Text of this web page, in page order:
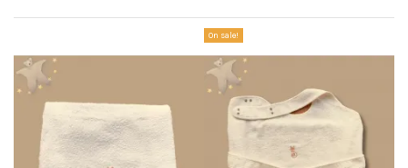
10/10
Based on 1 review
Clémence p.
On sale!